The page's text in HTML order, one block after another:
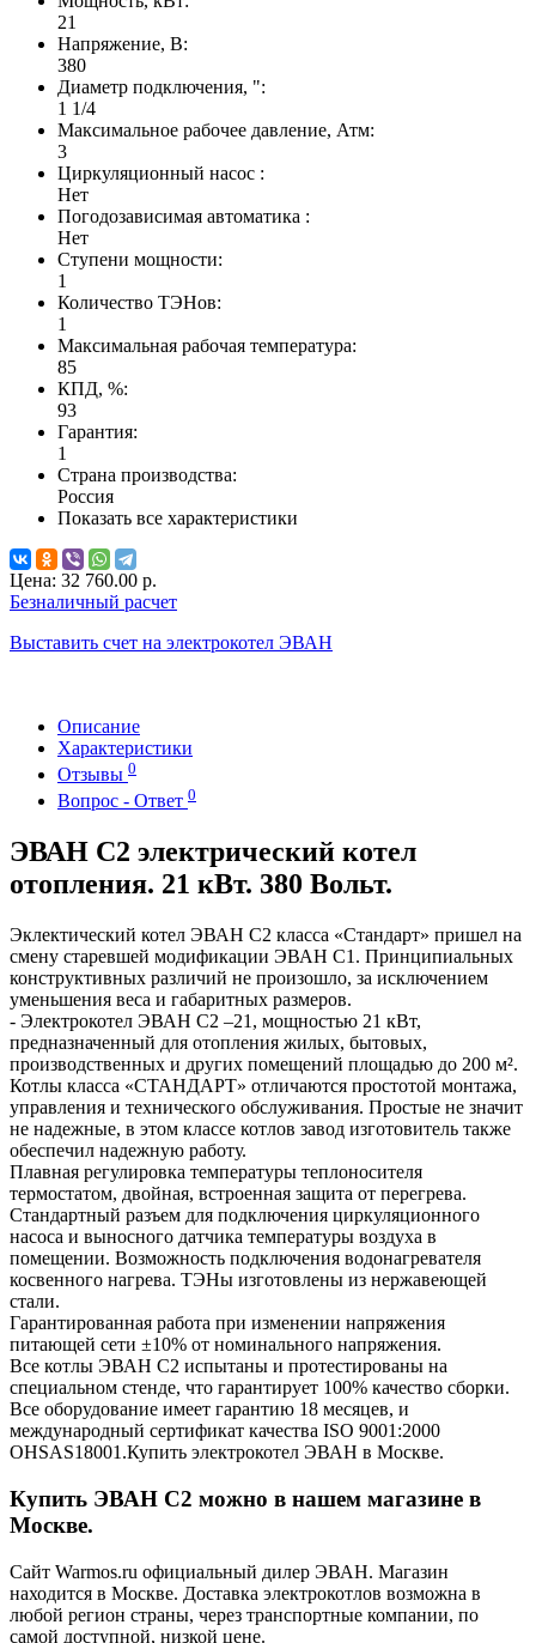
21
Напряжение, В:
380
Диаметр подключения, ":
1 1/4
Максимальное рабочее давление, Атм:
3
Циркуляционный насос :
Нет
Погодозависимая автоматика :
Нет
Ступени мощности:
1
Количество ТЭНов:
1
Максимальная рабочая температура:
85
КПД, %:
93
Гарантия:
1
Страна производства:
Россия
Показать все характеристики
Цена: 32 760.00 р.
Безналичный расчет
Выставить счет на электрокотел ЭВАН
Описание
Характеристики
Отзывы 0
Вопрос - Ответ 0
ЭВАН С2 электрический котел
отопления. 21 кВт. 380 Вольт.
Эклектический котел ЭВАН С2 класса «Стандарт» пришел на
смену старевшей модификации ЭВАН С1. Принципиальных
конструктивных различий не произошло, за исключением
уменьшения веса и габаритных размеров.
- Электрокотел ЭВАН С2 –21, мощностью 21 кВт,
предназначенный для отопления жилых, бытовых,
производственных и других помещений площадью до 200 м².
Котлы класса «СТАНДАРТ» отличаются простотой монтажа,
управления и технического обслуживания. Простые не значит
не надежные, в этом классе котлов завод изготовитель также
обеспечил надежную работу.
Плавная регулировка температуры теплоносителя
термостатом, двойная, встроенная защита от перегрева.
Стандартный разъем для подключения циркуляционного
насоса и выносного датчика температуры воздуха в
помещении. Возможность подключения водонагревателя
косвенного нагрева. ТЭНы изготовлены из нержавеющей
стали.
Гарантированная работа при изменении напряжения
питающей сети ±10% от номинального напряжения.
Все котлы ЭВАН С2 испытаны и протестированы на
специальном стенде, что гарантирует 100% качество сборки.
Все оборудование имеет гарантию 18 месяцев, и
международный сертификат качества ISO 9001:2000
OHSAS18001.Купить электрокотел ЭВАН в Москве.
Купить ЭВАН C2 можно в нашем магазине в
Москве.
Сайт Warmos.ru официальный дилер ЭВАН. Магазин
находится в Москве. Доставка электрокотлов возможна в
любой регион страны, через транспортные компании, по
самой доступной, низкой цене.